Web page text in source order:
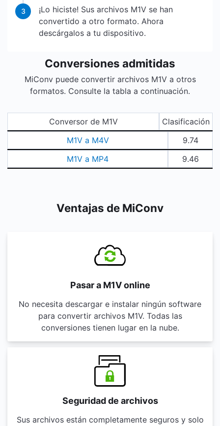
3
¡Lo hiciste! Sus archivos M1V se han
convertido a otro formato. Ahora
descárgalos a tu dispositivo.
Conversiones admitidas
MiConv puede convertir archivos M1V a otros
formatos. Consulte la tabla a continuación.
Conversor de M1V
Clasificación
M1V a M4V
9.74
M1V a MP4
9.46
Ventajas de MiConv
Pasar a M1V online
No necesita descargar e instalar ningún software
para convertir archivos M1V. Todas las
conversiones tienen lugar en la nube.
Seguridad de archivos
Sus archivos están completamente seguros y solo